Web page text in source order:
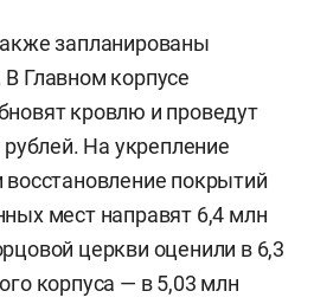
запланированы
Главном корпусе
кровлю и проведут
На укрепление
покрытий
мест направят 6,4 млн
церкви оценили в 6,3
корпуса — в 5,03 млн